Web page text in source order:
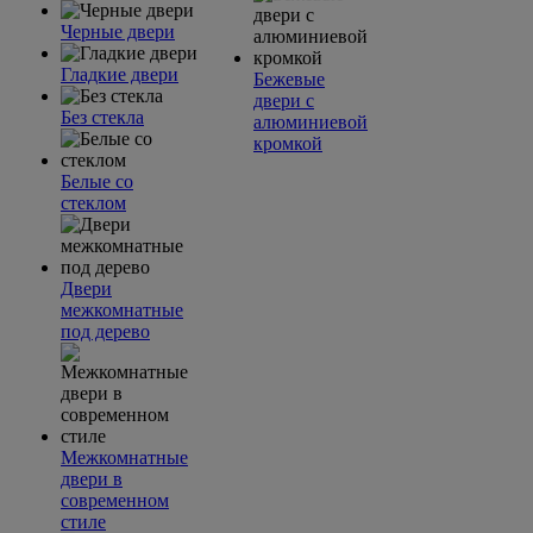
Черные двери
Гладкие двери
Без стекла
Белые со
стеклом
Двери
межкомнатные
под дерево
Межкомнатные
двери в
современном
стиле
Бежевые
двери с
алюминиевой
кромкой